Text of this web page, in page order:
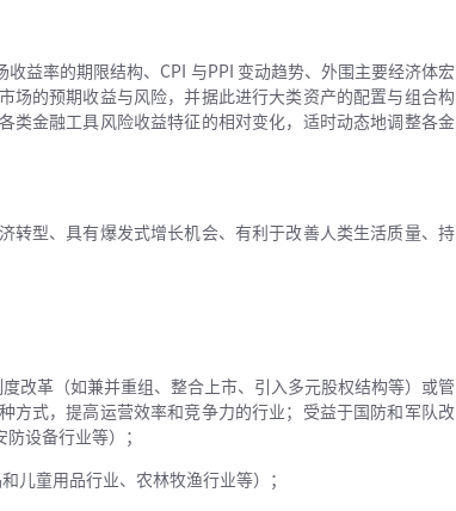
益率的期限结构、CPI 与PPI 变动趋势、外围主要经济体宏
场的预期收益与风险，并据此进行大类资产的配置与组合构
类金融工具风险收益特征的相对变化，适时动态地调整各金
转型、具有爆发式增长机会、有利于改善人类生活质量、持
改革（如兼并重组、整合上市、引入多元股权结构等）或管
方式，提高运营效率和竞争力的行业；受益于国防和军队改
设备行业等）；
儿童用品行业、农林牧渔行业等）；